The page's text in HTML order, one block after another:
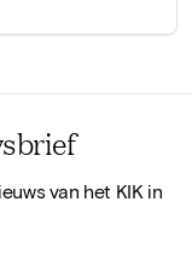
van het KIK in